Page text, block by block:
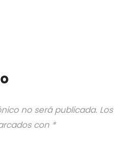
no será publicada. Los
con *